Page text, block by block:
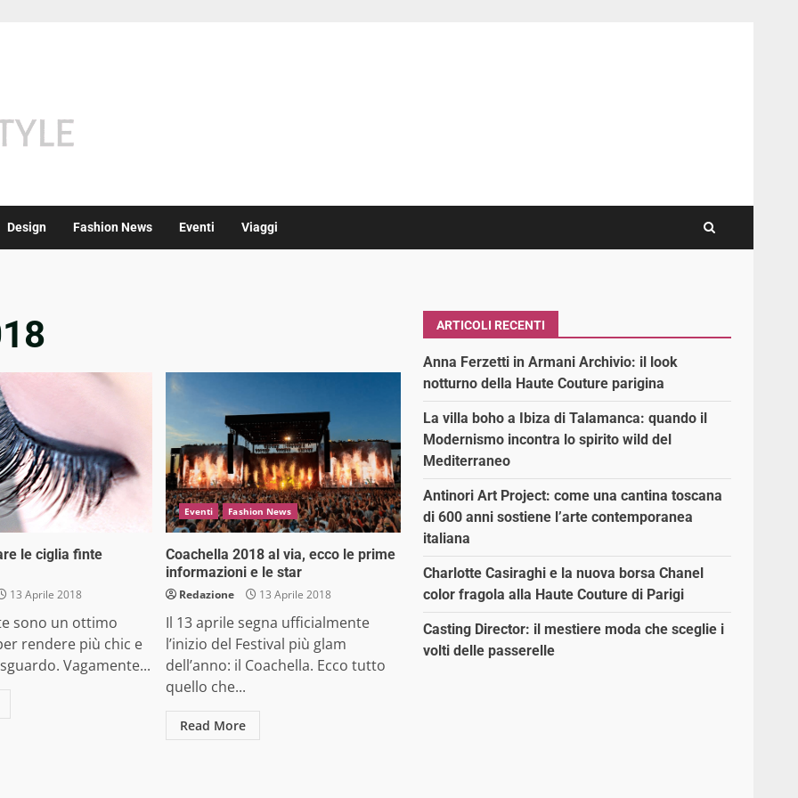
Design Fashion News Eventi Viaggi
le ciglia finte
13 Aprile 2018
sono un ottimo
rendere più chic e
Vagamente...
Eventi Fashion News
Coachella 2018 al via, ecco le prime
informazioni e le star
Redazione 13 Aprile 2018
Il 13 aprile segna ufficialmente
l’inizio del Festival più glam
dell’anno: il Coachella. Ecco tutto
quello che...
Read More
ARTICOLI RECENTI
Anna Ferzetti in Armani Archivio: il look
notturno della Haute Couture parigina
La villa boho a Ibiza di Talamanca: quando il
Modernismo incontra lo spirito wild del
Mediterraneo
Antinori Art Project: come una cantina toscana
di 600 anni sostiene l’arte contemporanea
italiana
Charlotte Casiraghi e la nuova borsa Chanel
color fragola alla Haute Couture di Parigi
Casting Director: il mestiere moda che sceglie i
volti delle passerelle